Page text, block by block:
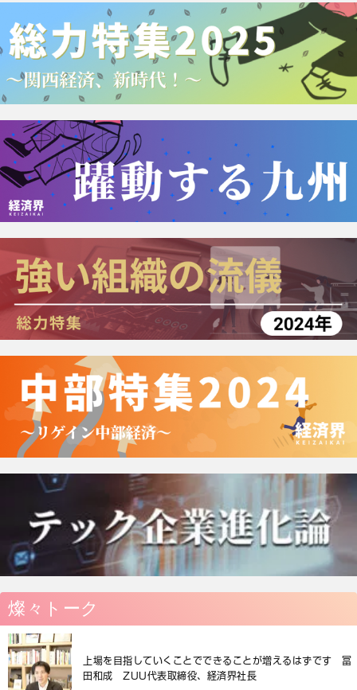
燦々トーク
上場を目指していくことでできることが増えるはずです 冨
田和成 ZUU代表取締役、経済界社長